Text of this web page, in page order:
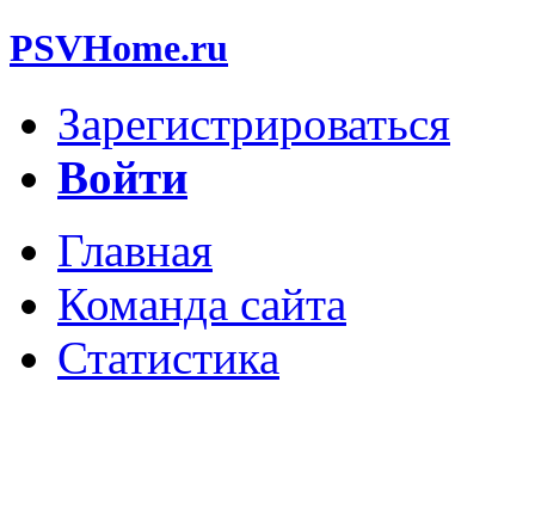
PSVHome.ru
Зарегистрироваться
Войти
Главная
Команда сайта
Статистика